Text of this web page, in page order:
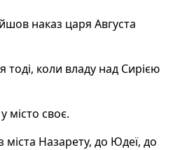
наказ царя Августа
коли владу над Сирією
місто своє.
міста Назарету, до Юдеї, до